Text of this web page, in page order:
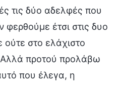
τις δύο αδελφές που
φερθούμε έτσι στις δυο
ούτε στο ελάχιστο
Αλλά προτού προλάβω
που έλεγα, η